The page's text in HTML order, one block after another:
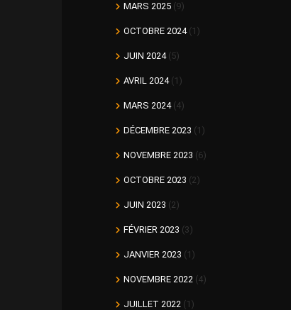
MARS 2025 (9)
OCTOBRE 2024(1)
JUIN 2024(5)
AVRIL 2024(1)
MARS 2024(4)
DÉCEMBRE 2023 (1)
NOVEMBRE 2023 (6)
OCTOBRE 2023 (2)
JUIN 2023 (2)
FÉVRIER 2023 (3)
JANVIER 2023 (1)
NOVEMBRE 2022 (4)
JUILLET 2022 (1)